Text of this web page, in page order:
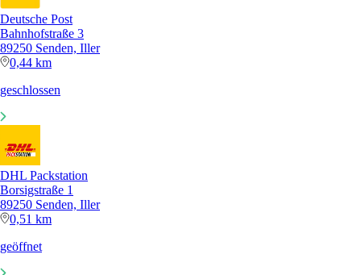
Deutsche Post
Bahnhofstraße 3
89250 Senden, Iller
0,44 km
geschlossen
DHL Packstation
Borsigstraße 1
89250 Senden, Iller
0,51 km
geöffnet